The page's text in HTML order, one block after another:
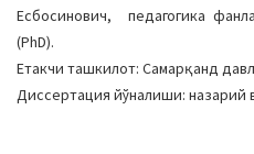
Есбосинович, педагогика
(PhD).
Етакчи ташкилот: Самарқанд
Диссертация йўналиши: назарий